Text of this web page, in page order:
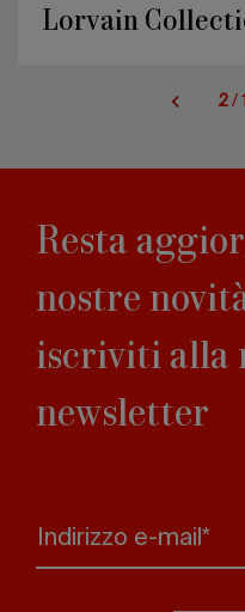
Lorvain
2 /
Resta
nostre
iscriviti alla
newsletter
Indirizzo e-mail*